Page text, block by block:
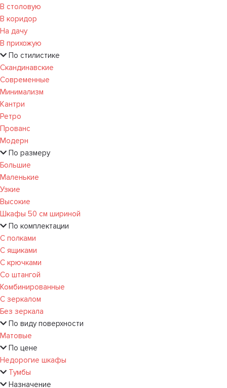
В столовую
В коридор
На дачу
В прихожую
По стилистике
Скандинавские
Современные
Минимализм
Кантри
Ретро
Прованс
Модерн
По размеру
Большие
Маленькие
Узкие
Высокие
Шкафы 50 см шириной
По комплектации
С полками
С ящиками
С крючками
Со штангой
Комбинированные
С зеркалом
Без зеркала
По виду поверхности
Матовые
По цене
Недорогие шкафы
Тумбы
Назначение